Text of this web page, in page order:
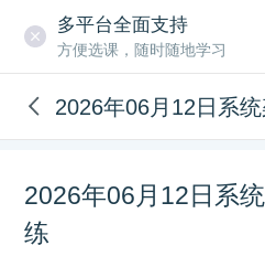
多平台全面支持
方便选课，随时随地学习
2026年06月12日系
练